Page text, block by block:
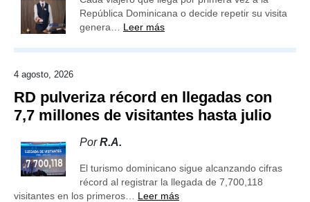
República Dominicana o decide repetir su visita
genera… Leer más
4 agosto, 2026
RD pulveriza récord en llegadas con
7,7 millones de visitantes hasta julio
PorR.A.
El turismo dominicano sigue alcanzando cifras
récord al registrar la llegada de 7,700,118
visitantes en los primeros… Leer más